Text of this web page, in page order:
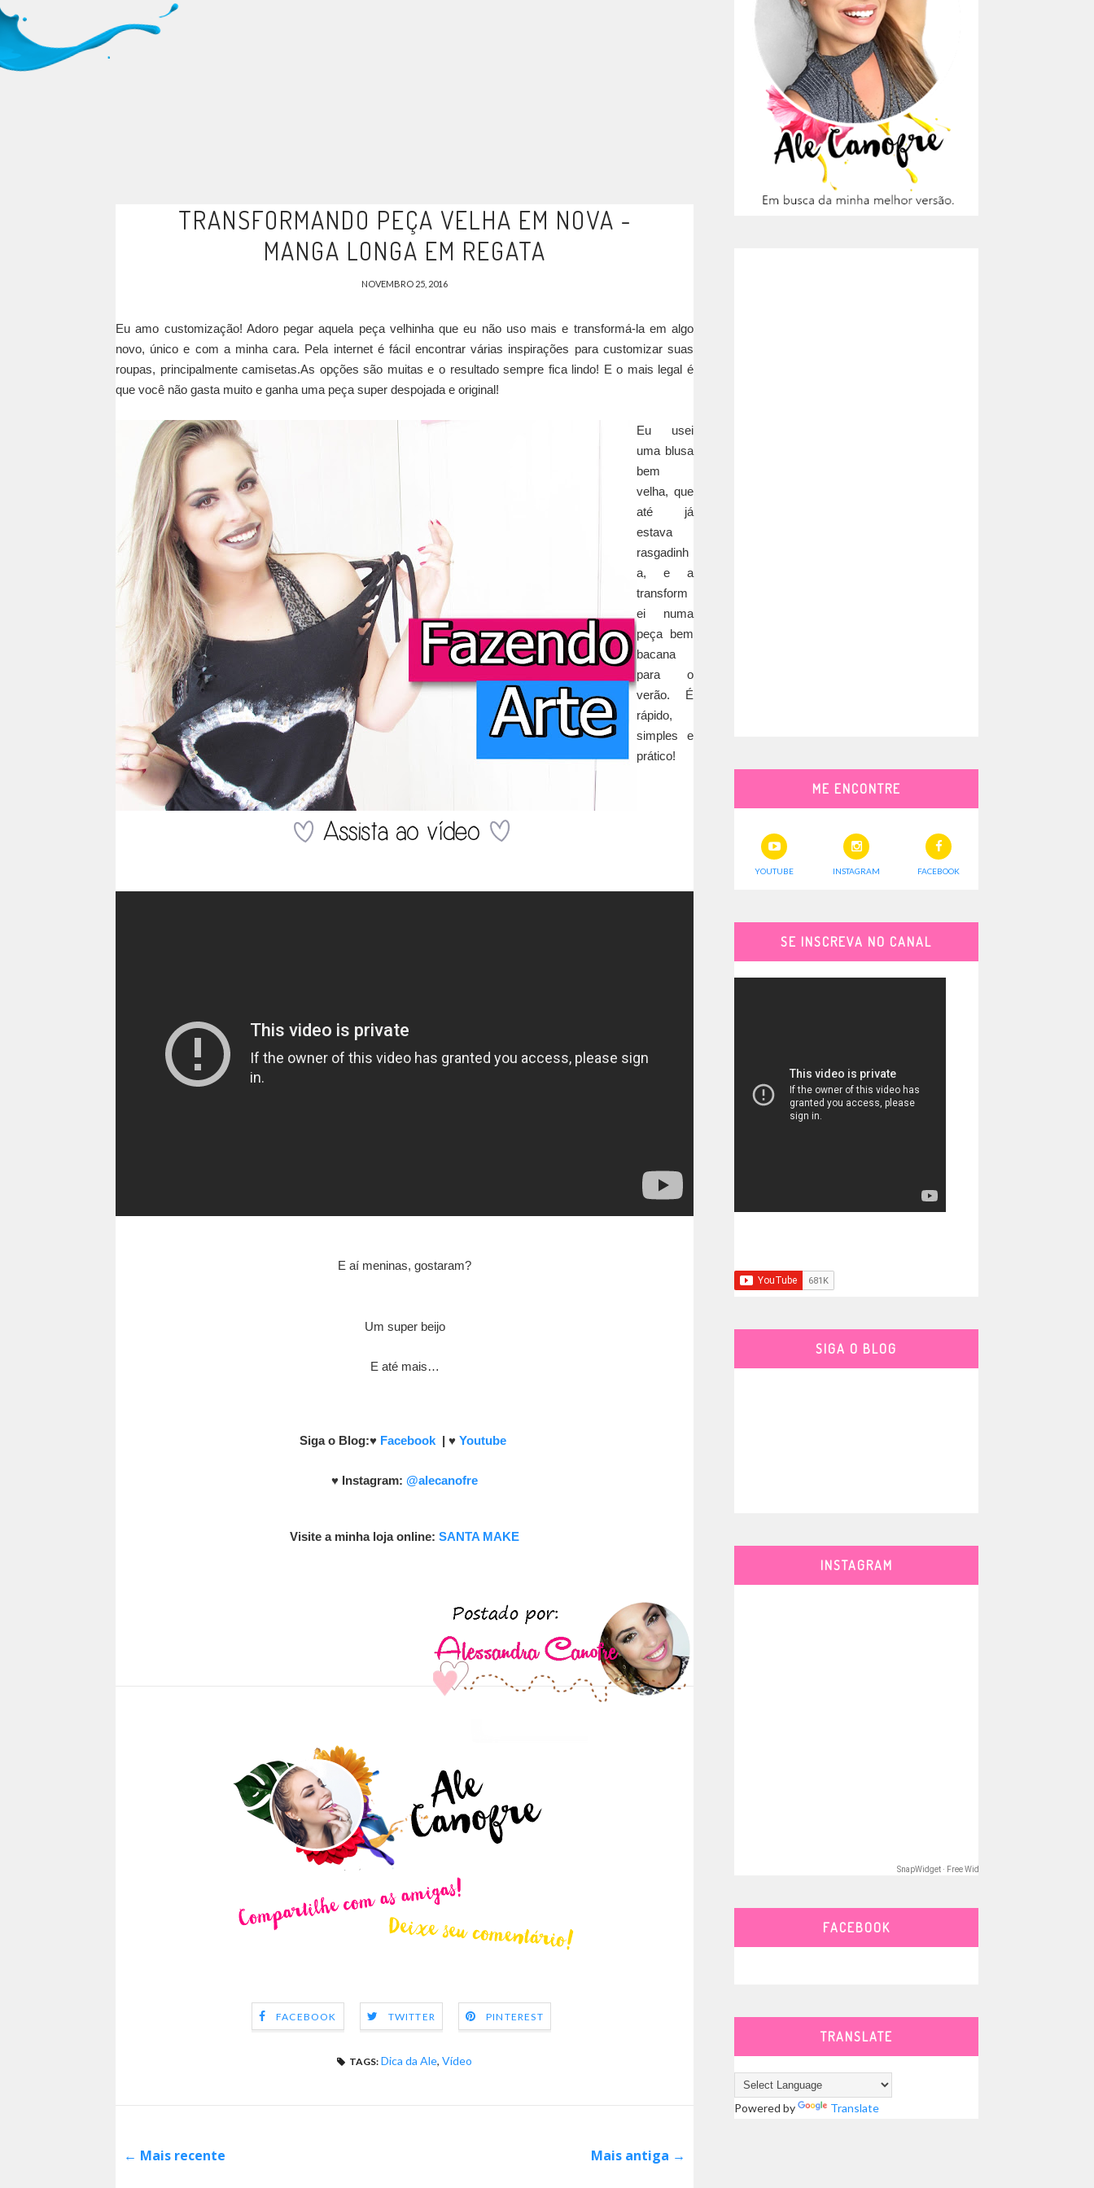
TRANSFORMANDO PEÇA VELHA EM NOVA -
MANGA LONGA EM REGATA
NOVEMBRO 25, 2016
Eu amo customização! Adoro pegar aquela peça velhinha que eu não uso mais e transformá-la em algo
novo, único e com a minha cara. Pela internet é fácil encontrar várias inspirações para customizar suas
roupas, principalmente camisetas.As opções são muitas e o resultado sempre fica lindo! E o mais legal é
que você não gasta muito e ganha uma peça super despojada e original!
Eu usei
uma blusa
bem
velha, que
até já
estava
rasgadinh
a, e a
transform
ei numa
peça bem
bacana
para o
verão. É
rápido,
simples e
prático!
E aí meninas, gostaram?
Um super beijo
E até mais…
Siga o Blog:♥ Facebook | ♥ Youtube
♥ Instagram: @alecanofre
Visite a minha loja online: SANTA MAKE
FACEBOOK TWITTER PINTEREST
TAGS: Dica da Ale, Vídeo
← Mais recente Mais antiga →
ME ENCONTRE
YOUTUBE INSTAGRAM FACEBOOK
SE INSCREVA NO CANAL
SIGA O BLOG
INSTAGRAM
SnapWidget · Free Widget
FACEBOOK
TRANSLATE
Powered by Translate